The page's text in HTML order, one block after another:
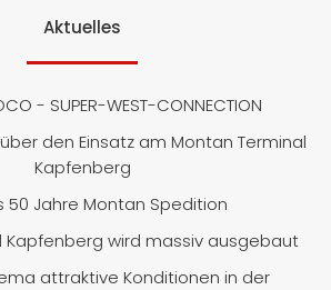
Aktuelles
- SUPER-WEST-CONNECTION
den Einsatz am Montan Terminal
Kapfenberg
50 Jahre Montan Spedition
Kapfenberg wird massiv ausgebaut
attraktive Konditionen in der